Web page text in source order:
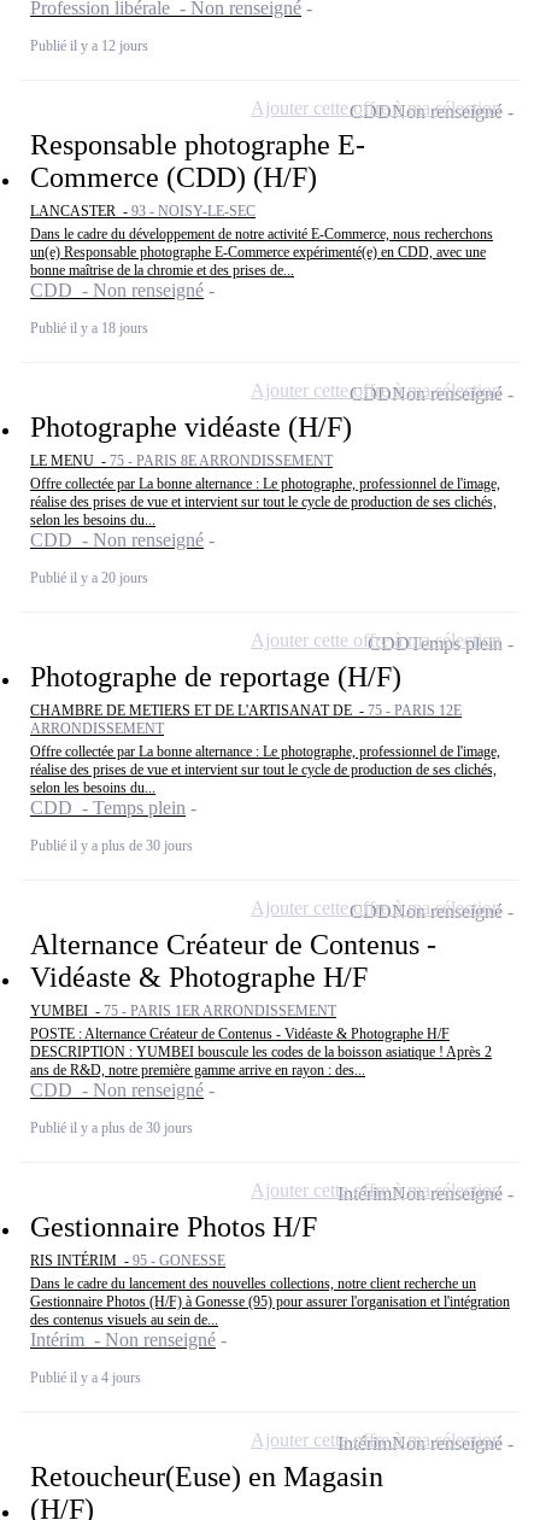
Profession libérale - Non renseigné
Publié il y a 12 jours
Responsable photographe E-
Commerce (CDD) (H/F)
LANCASTER - 93 - NOISY-LE-SEC
Dans le cadre du développement de notre activité E-Commerce, nous recherchons
un(e) Responsable photographe E-Commerce expérimenté(e) en CDD, avec une
bonne maîtrise de la chromie et des prises de...
CDD - Non renseigné
Publié il y a 18 jours
CDDNon renseigné
Ajouter cette offre à ma sélection
Photographe vidéaste (H/F)
LE MENU - 75 - PARIS 8E ARRONDISSEMENT
Offre collectée par La bonne alternance : Le photographe, professionnel de l'image,
réalise des prises de vue et intervient sur tout le cycle de production de ses clichés,
selon les besoins du...
CDD - Non renseigné
Publié il y a 20 jours
CDDNon renseigné
Ajouter cette offre à ma sélection
Photographe de reportage (H/F)
CHAMBRE DE METIERS ET DE L'ARTISANAT DE - 75 - PARIS 12E
ARRONDISSEMENT
Offre collectée par La bonne alternance : Le photographe, professionnel de l'image,
réalise des prises de vue et intervient sur tout le cycle de production de ses clichés,
selon les besoins du...
CDD - Temps plein
Publié il y a plus de 30 jours
CDDTemps plein
Ajouter cette offre à ma sélection
Alternance Créateur de Contenus -
Vidéaste & Photographe H/F
YUMBEI - 75 - PARIS 1ER ARRONDISSEMENT
POSTE : Alternance Créateur de Contenus - Vidéaste & Photographe H/F
DESCRIPTION : YUMBEI bouscule les codes de la boisson asiatique ! Après 2
ans de R&D, notre première gamme arrive en rayon : des...
CDD - Non renseigné
Publié il y a plus de 30 jours
CDDNon renseigné
Ajouter cette offre à ma sélection
Gestionnaire Photos H/F
RIS INTÉRIM - 95 - GONESSE
Dans le cadre du lancement des nouvelles collections, notre client recherche un
Gestionnaire Photos (H/F) à Gonesse (95) pour assurer l'organisation et l'intégration
des contenus visuels au sein de...
Intérim - Non renseigné
Publié il y a 4 jours
IntérimNon renseigné
Ajouter cette offre à ma sélection
Retoucheur(Euse) en Magasin
(H/F)
IntérimNon renseigné
Ajouter cette offre à ma sélection